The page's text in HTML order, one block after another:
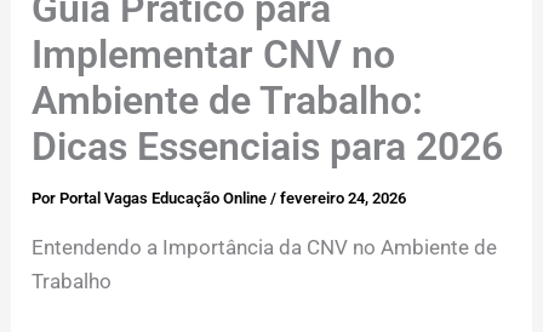
Implementar CNV no
Ambiente de Trabalho:
Dicas Essenciais para 2026
PorPortal Vagas Educação Online/fevereiro 24, 2026
Entendendo a Importância da CNV no Ambiente de
Trabalho